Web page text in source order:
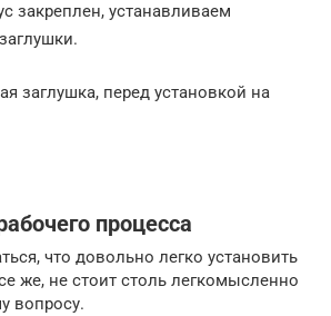
закреплен, устанавливаем
заглушка, перед установкой на
процесса
что довольно легко установить
же, не стоит столь легкомысленно
вопросу.